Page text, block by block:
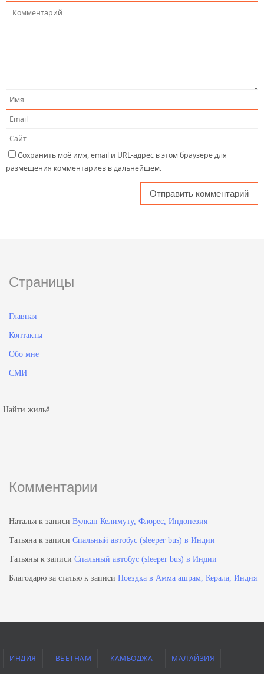
Сохранить моё имя, email и URL-адрес в этом браузере для
размещения комментариев в дальнейшем.
Страницы
Главная
Контакты
Обо мне
СМИ
Найти жильё
Комментарии
Наталья к записи Вулкан Келимуту, Флорес, Индонезия
Татьяна к записи Спальный автобус (sleeper bus) в Индии
Татьяны к записи Спальный автобус (sleeper bus) в Индии
Благодарю за статью к записи Поездка в Амма ашрам, Керала, Индия
ИНДИЯ ВЬЕТНАМ КАМБОДЖА МАЛАЙЗИЯ